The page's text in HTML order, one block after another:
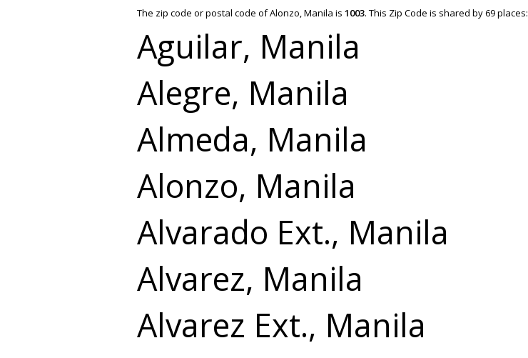
The zip code or postal code of Alonzo, Manila is 1003. This Zip Code is shared by 69 places:
Aguilar, Manila
Alegre, Manila
Almeda, Manila
Alonzo, Manila
Alvarado Ext., Manila
Alvarez, Manila
Alvarez Ext., Manila